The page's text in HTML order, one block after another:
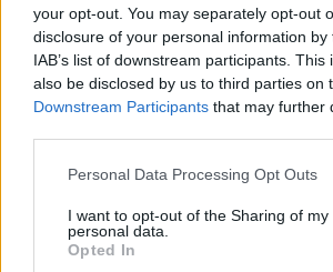
your opt-out. You may separately opt-out
disclosure of your personal information
IAB’s list of downstream participants.
also be disclosed by us to third parties on
Downstream Participants that may further
Please note that this website/app uses
not limited to your visit or usage
grant or deny consent to Google and its
use your data for below specified
Personal Data Processing Opt Outs
I want to opt-out of the Sharing of my
personal data.
Opted In
ΔΙΑΒΑΣΕ ΑΚΟΜΗ:
Tesla: Μυστικότητα και διαφωνίες
Ευρώπη
MotoGP: Άνετη νίκη Μαρτίν στο
Leapmotor T03: Tο φθηνότερο
στην Ελλάδα